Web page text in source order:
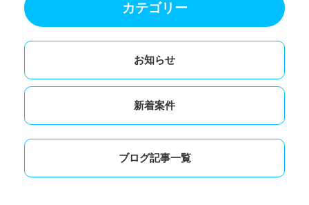
カテゴリー
お知らせ
新着案件
ブログ記事一覧